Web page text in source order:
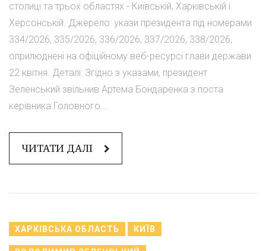
столиці та трьох областях - Київській, Харківській і
Херсонській. Джерело: укази президента під номерами
334/2026, 335/2026, 336/2026, 337/2026, 338/2026,
оприлюднені на офіційному веб-ресурсі глави держави
22 квітня. Деталі: Згідно з указами, президент
Зеленський звільнив Артема Бондаренка з поста
керівника Головного...
ЧИТАТИ ДАЛІ
ХАРКІВСЬКА ОБЛАСТЬ КИЇВ